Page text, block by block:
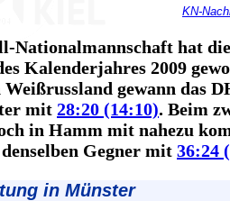
KN-
Nationalmannschaft hat
Kalenderjahres 2009
gewann das
mit 28:20 (14:10). Beim
in Hamm mit nahezu
Gegner mit 36:24
in Münster